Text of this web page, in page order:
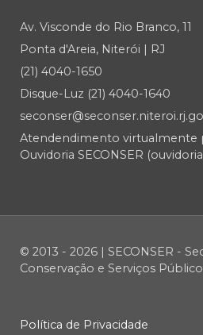
Av. Visconde do Rio Branco, 11
Ponta d'Areia, Niterói | RJ
(21) 4040-1650
Disque-Luz (21) 4040-1640
Atendendimento virtualmente
Ouvidoria SECONSER
© 2013 - 2026 | SECONSER -
Conservação e Serviços
Política de Privacidade